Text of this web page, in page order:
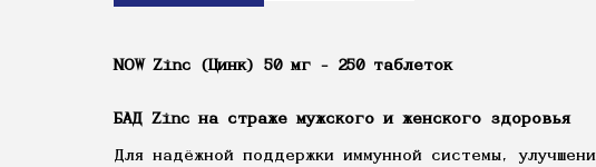
NOW Zinc (Цинк) 50 мг - 250 таблеток
БАД Zinc на страже мужского и женского здоровья
Для надёжной поддержки иммунной системы,